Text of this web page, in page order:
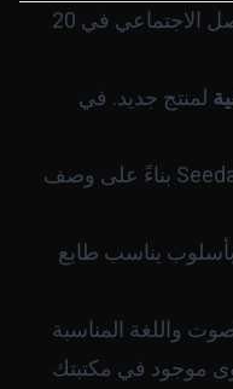
سيناريو عملي: إعلان وسائل التواصل الاجتماعي في 20
لمنتج جديد. في
بـ Kling أو Seedance بناءً على وصف
بـ Suno بأسلوب يناسب طابع
موجود في مكتبتك